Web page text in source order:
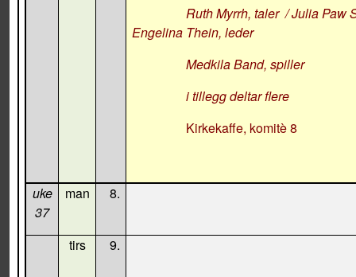
Ruth Myrrh, taler / Julia Paw
Engelina Thein, leder
Medkila Band, spiller
i tillegg deltar flere
Kirkekaffe, komitè 8
uke
37
man 8.
tirs 9.